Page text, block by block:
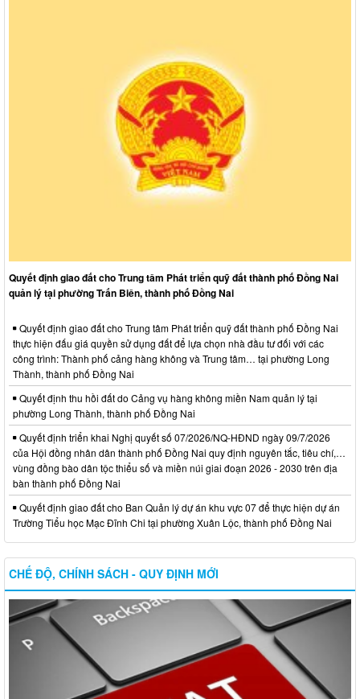
Quyết định giao đất cho Trung tâm Phát triển quỹ đất thành phố Đồng Nai
quản lý tại phường Trấn Biên, thành phố Đồng Nai
Quyết định giao đất cho Trung tâm Phát triển quỹ đất thành phố Đồng Nai
thực hiện đấu giá quyền sử dụng đất để lựa chọn nhà đầu tư đối với các
công trình: Thành phố cảng hàng không và Trung tâm… tại phường Long
Thành, thành phố Đồng Nai
Quyết định thu hồi đất do Cảng vụ hàng không miền Nam quản lý tại
phường Long Thành, thành phố Đồng Nai
Quyết định triển khai Nghị quyết số 07/2026/NQ-HĐND ngày 09/7/2026
của Hội đồng nhân dân thành phố Đồng Nai quy định nguyên tắc, tiêu chí,…
vùng đồng bào dân tộc thiểu số và miền núi giai đoạn 2026 - 2030 trên địa
bàn thành phố Đồng Nai
Quyết định giao đất cho Ban Quản lý dự án khu vực 07 để thực hiện dự án
Trường Tiểu học Mạc Đĩnh Chi tại phường Xuân Lộc, thành phố Đồng Nai
CHẾ ĐỘ, CHÍNH SÁCH - QUY ĐỊNH MỚI